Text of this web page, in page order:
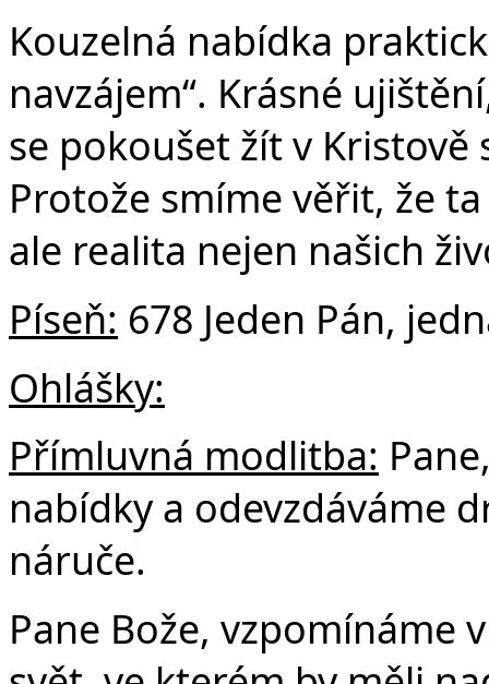
Kouzelná nabídka
navzájem“. Krásné
se pokoušet žít v
Protože smíme věřit, že
ale realita nejen našich
Píseň: 678 Jeden Pán,
Ohlášky:
Přímluvná modlitba:
nabídky a odevzdáváme
náruče.
Pane Bože, vzpomínáme